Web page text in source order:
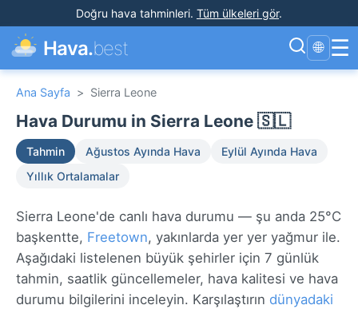
Doğru hava tahminleri. Tüm ülkeleri gör.
Hava.best 🌐 ☰
Ana Sayfa > Sierra Leone
Hava Durumu in Sierra Leone 🇸🇱
Tahmin Ağustos Ayında Hava
Eylül Ayında Hava
Yıllık Ortalamalar
Sierra Leone'de canlı hava durumu — şu anda 25°C
başkentte, Freetown, yakınlarda yer yer yağmur ile.
Aşağıdaki listelenen büyük şehirler için 7 günlük
tahmin, saatlik güncellemeler, hava kalitesi ve hava
durumu bilgilerini inceleyin. Karşılaştırın dünyadaki